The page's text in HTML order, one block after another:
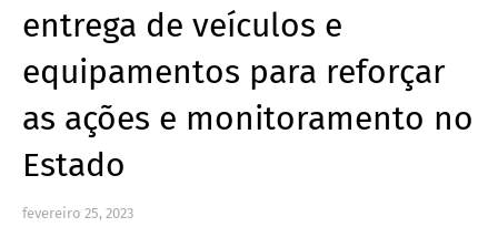
entrega de veículos e
equipamentos para reforçar
as ações e monitoramento no
Estado
fevereiro 25, 2023